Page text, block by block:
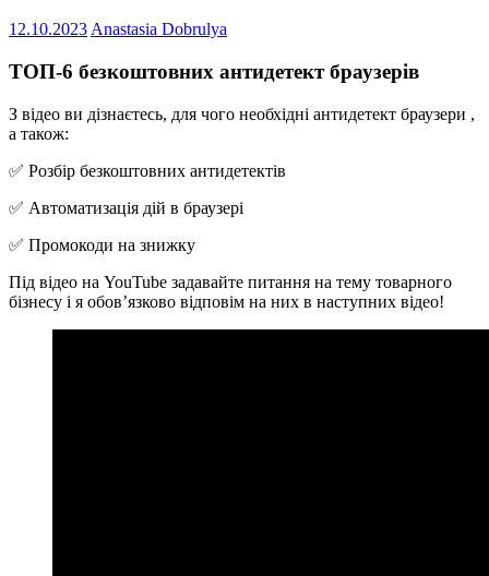
12.10.2023 Anastasia Dobrulya
ТОП-6 безкоштовних антидетект браузерів
З відео ви дізнаєтесь, для чого необхідні антидетект браузери ,
а також:
✅ Розбір безкоштовних антидетектів
✅ Автоматизація дій в браузері
✅ Промокоди на знижку
Під відео на YouTube задавайте питання на тему товарного
бізнесу і я обов’язково відповім на них в наступних відео!